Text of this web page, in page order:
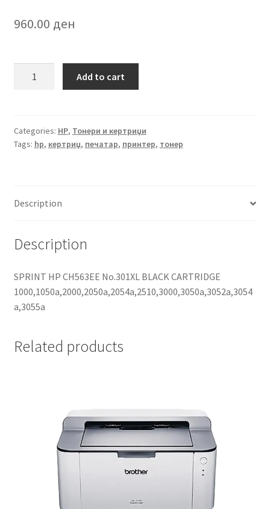
960.00 ден
за
HP
Add to cart
Categories: HP, Тонери и кертриџи
Tags: hp, кертриџ, печатар, принтер, тонер
Description
Description
SPRINT HP CH563EE No.301XL BLACK CARTRIDGE
1000,1050a,2000,2050a,2054a,2510,3000,3050a,3052a,3054
a,3055a
Related products